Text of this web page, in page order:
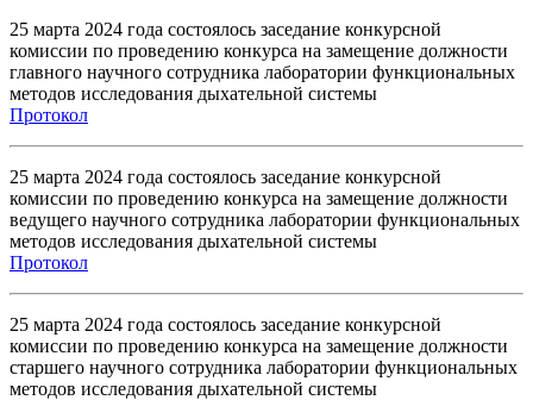
25 марта 2024 года состоялось заседание конкурсной
комиссии по проведению конкурса на замещение должности
главного научного сотрудника лаборатории функциональных
методов исследования дыхательной системы
Протокол
25 марта 2024 года состоялось заседание конкурсной
комиссии по проведению конкурса на замещение должности
ведущего научного сотрудника лаборатории функциональных
методов исследования дыхательной системы
Протокол
25 марта 2024 года состоялось заседание конкурсной
комиссии по проведению конкурса на замещение должности
старшего научного сотрудника лаборатории функциональных
методов исследования дыхательной системы